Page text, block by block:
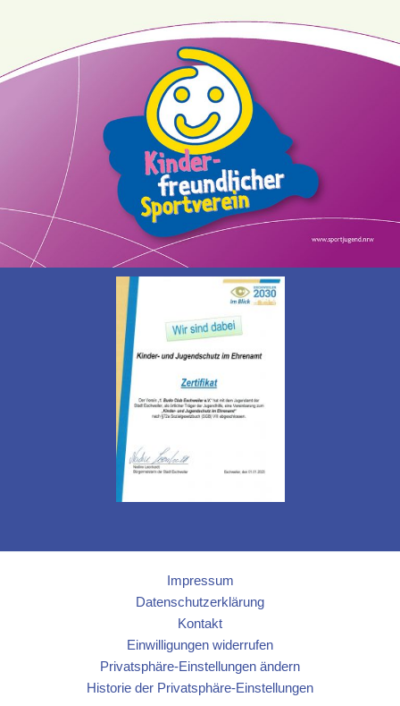
Impressum
Datenschutzerklärung
Kontakt
Einwilligungen widerrufen
Privatsphäre-Einstellungen ändern
Historie der Privatsphäre-Einstellungen